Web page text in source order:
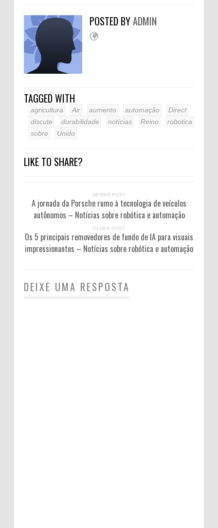
POSTED BYADMIN
TAGGED WITH
agricultura Air aumento automação
Direct
discute
durabilidade notícias Reino
robotica
sobre
Unido
LIKE TO SHARE?
NEWER POST
A jornada da Porsche rumo à tecnologia de veículos
autônomos – Notícias sobre robótica e automação
OLDER POST
Os 5 principais removedores de fundo de IA para visuais
impressionantes – Notícias sobre robótica e automação
DEIXE UMA RESPOSTA